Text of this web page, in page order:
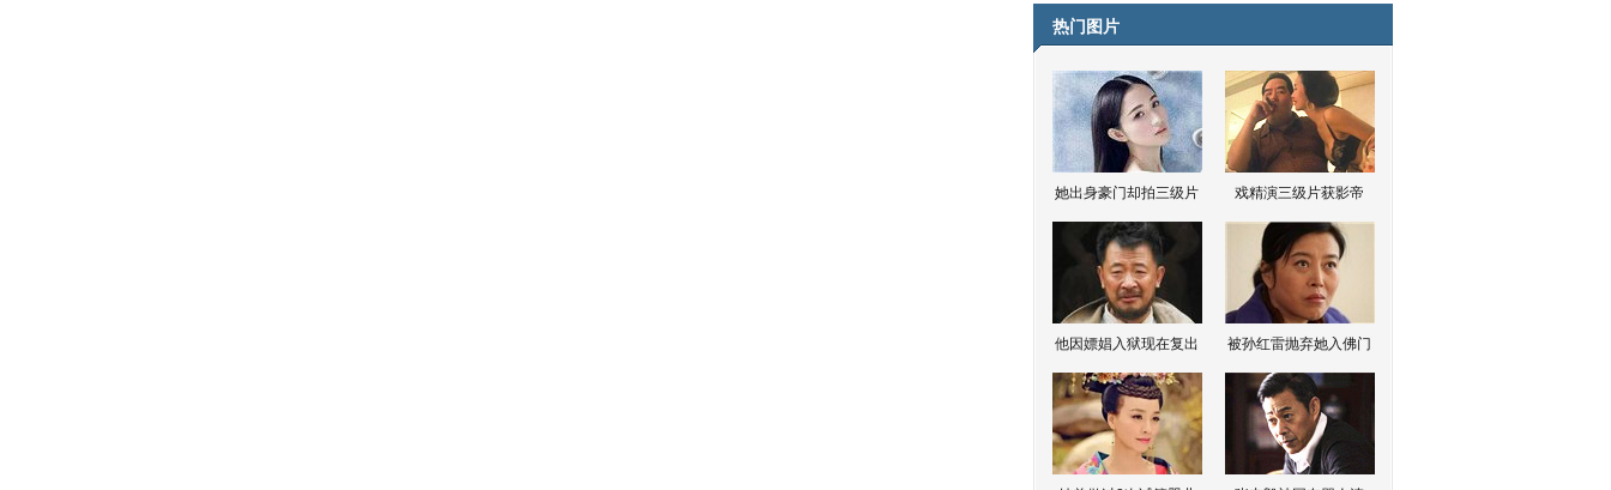
热门图片
她出身豪门却拍三级片 戏精演三级片获影帝
他因嫖娼入狱现在复出 被孙红雷抛弃她入佛门